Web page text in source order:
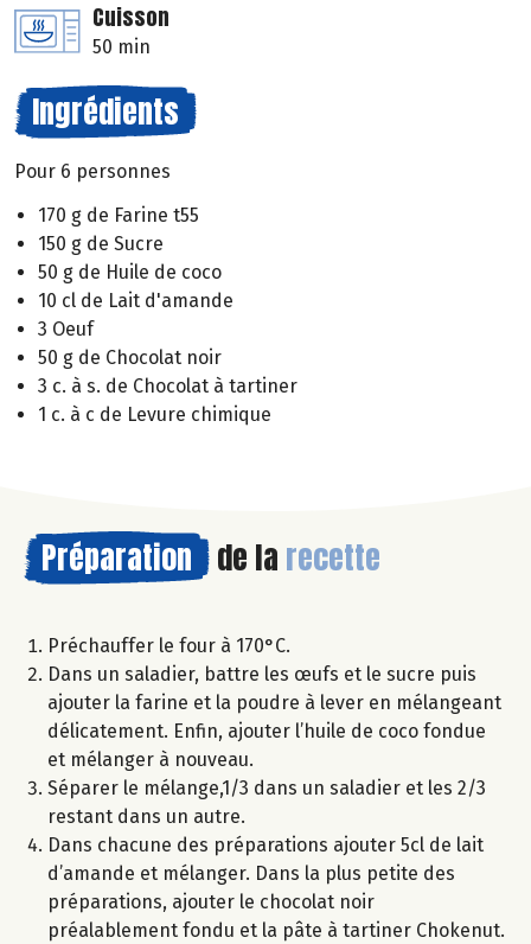
Cuisson
50 min
Ingrédients
Pour 6 personnes
170 g de Farine t55
150 g de Sucre
50 g de Huile de coco
10 cl de Lait d'amande
3 Oeuf
50 g de Chocolat noir
3 c. à s. de Chocolat à tartiner
1 c. à c de Levure chimique
Préparation de la recette
Préchauffer le four à 170°C.
Dans un saladier, battre les œufs et le sucre puis
ajouter la farine et la poudre à lever en mélangeant
délicatement. Enfin, ajouter l’huile de coco fondue
et mélanger à nouveau.
Séparer le mélange,1/3 dans un saladier et les 2/3
restant dans un autre.
Dans chacune des préparations ajouter 5cl de lait
d’amande et mélanger. Dans la plus petite des
préparations, ajouter le chocolat noir
préalablement fondu et la pâte à tartiner Chokenut.